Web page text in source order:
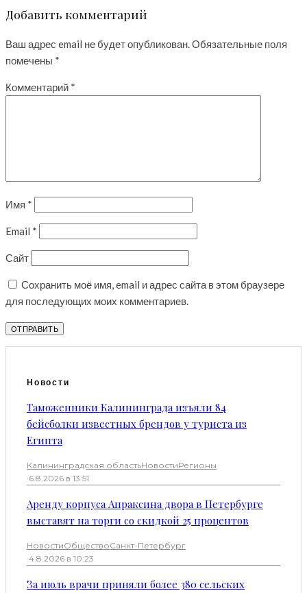
Добавить комментарий
Ваш адрес email не будет опубликован.Обязательные поля
помечены *
Комментарий *
Имя *
Email *
Сайт
Сохранить моё имя, email и адрес сайта в этом браузере
для последующих моих комментариев.
Новости
Таможенники Калининграда изъяли 84
бейсболки известных брендов у туриста из
Египта
Калининградская областьНовостиРегионы
·6.8.2026 в 13:51
Аренду корпуса Апраксина двора в Петербурге
выставят на торги со скидкой 25 процентов
НовостиОбществоСанкт-Петербург
·4.8.2026 в 10:23
За июль врачи приняли более 380 сельских